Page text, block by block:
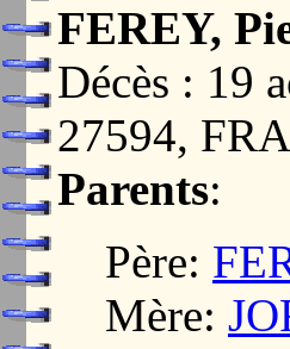
FEREY,
Décès : 19
27594,
Parents:
Père:
Mère: